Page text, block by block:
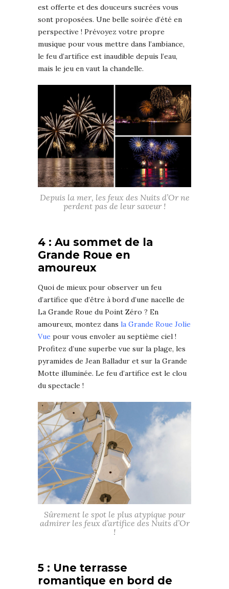
est offerte et des douceurs sucrées vous
sont proposées. Une belle soirée d’été en
perspective ! Prévoyez votre propre
musique pour vous mettre dans l’ambiance,
le feu d’artifice est inaudible depuis l’eau,
mais le jeu en vaut la chandelle.
Depuis la mer, les feux des Nuits d’Or ne
perdent pas de leur saveur !
4 : Au sommet de la
Grande Roue en
amoureux
Quoi de mieux pour observer un feu
d’artifice que d’être à bord d’une nacelle de
La Grande Roue du Point Zéro ? En
amoureux, montez dans la Grande Roue Jolie
Vue pour vous envoler au septième ciel !
Profitez d’une superbe vue sur la plage, les
pyramides de Jean Balladur et sur la Grande
Motte illuminée. Le feu d’artifice est le clou
du spectacle !
Sûrement le spot le plus atypique pour
admirer les feux d’artifice des Nuits d’Or
!
5 : Une terrasse
romantique en bord de